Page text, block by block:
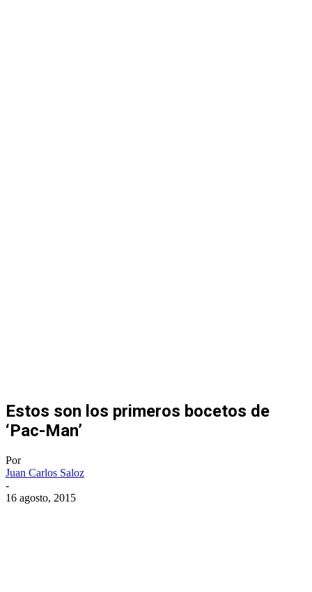
Estos son los primeros bocetos de
‘Pac-Man’
Por
Juan Carlos Saloz
-
16 agosto, 2015